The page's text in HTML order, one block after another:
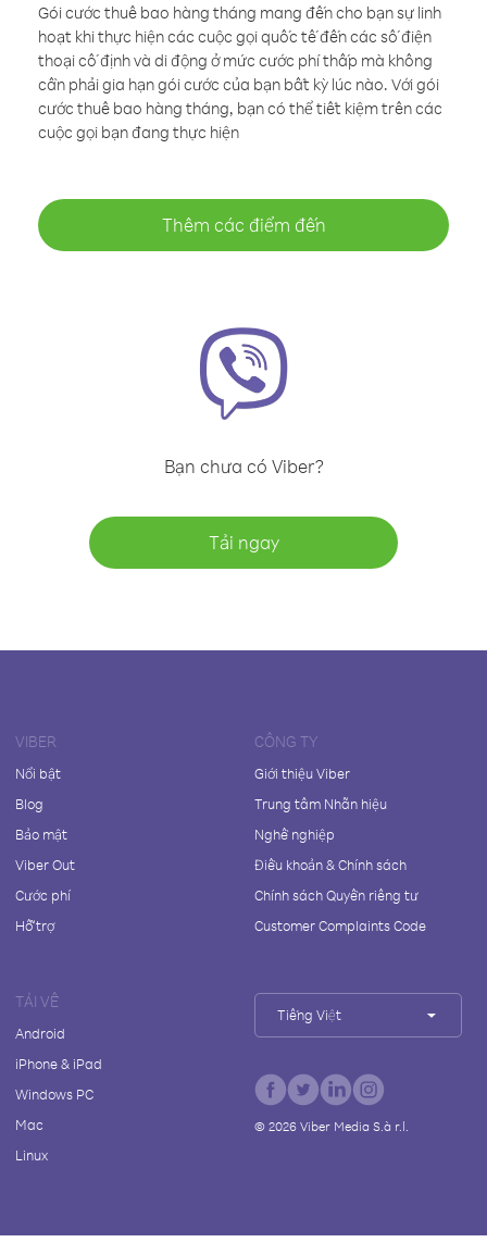
Gói cước thuê bao hàng tháng mang đến cho bạn sự linh
hoạt khi thực hiện các cuộc gọi quốc tế đến các số điện
thoại cố định và di động ở mức cước phí thấp mà không
cần phải gia hạn gói cước của bạn bất kỳ lúc nào. Với gói
cước thuê bao hàng tháng, bạn có thể tiết kiệm trên các
cuộc gọi bạn đang thực hiện
Thêm các điểm đến
Bạn chưa có Viber?
Tải ngay
VIBER
Nổi bật
Blog
Bảo mật
Viber Out
Cước phí
Hỗ trợ
CÔNG TY
Giới thiệu Viber
Trung tâm Nhãn hiệu
Nghề nghiệp
Điều khoản & Chính sách
Chính sách Quyền riêng tư
Customer Complaints Code
TẢI VỀ
Android
iPhone & iPad
Windows PC
Mac
Linux
Tiếng Việt
© 2026Viber Media S.à r.l.